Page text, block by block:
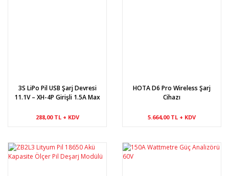
3S LiPo Pil USB Şarj Devresi
11.1V – XH-4P Girişli 1.5A Max
288,00 TL + KDV
HOTA D6 Pro Wireless Şarj
Cihazı
5.664,00 TL + KDV